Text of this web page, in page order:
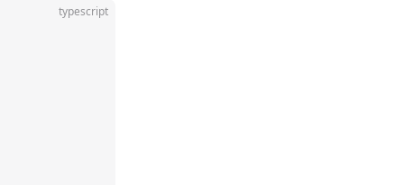
typescript